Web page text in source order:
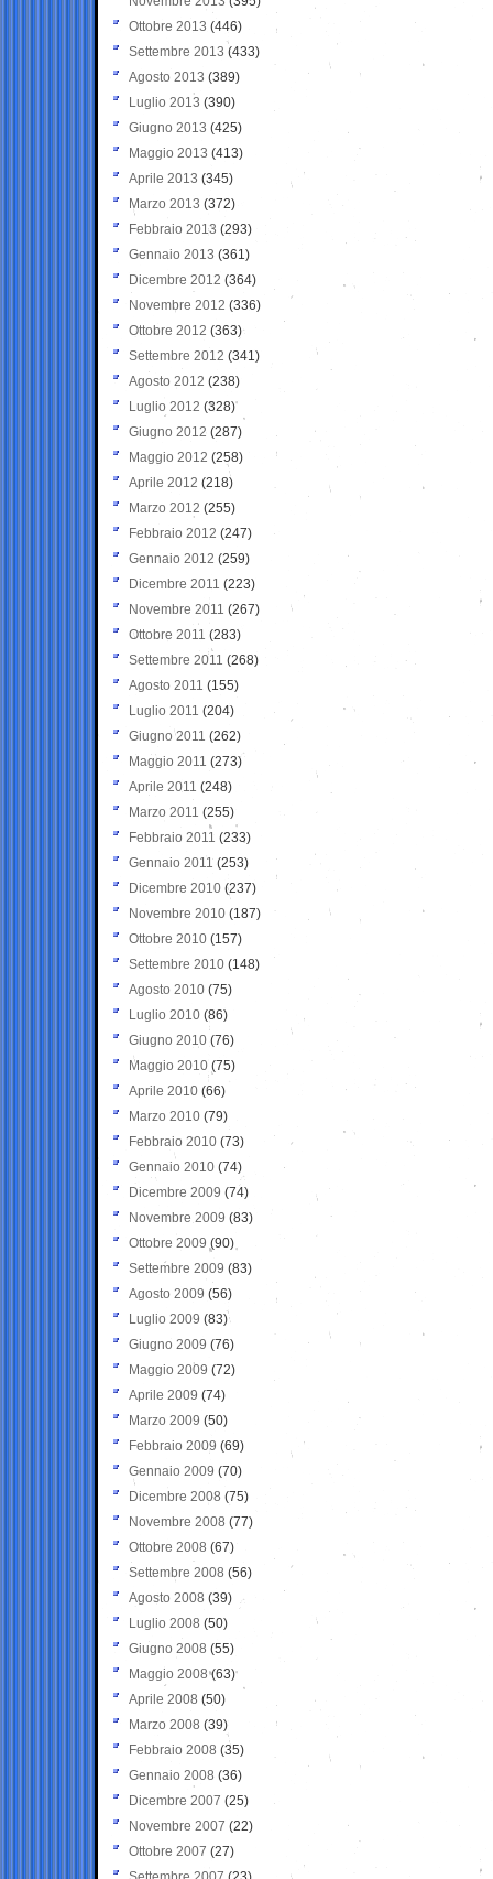
Ottobre 2013 (446)
Settembre 2013 (433)
Agosto 2013 (389)
Luglio 2013 (390)
Giugno 2013 (425)
Maggio 2013 (413)
Aprile 2013 (345)
Marzo 2013 (372)
Febbraio 2013 (293)
Gennaio 2013 (361)
Dicembre 2012 (364)
Novembre 2012 (336)
Ottobre 2012 (363)
Settembre 2012 (341)
Agosto 2012 (238)
Luglio 2012 (328)
Giugno 2012 (287)
Maggio 2012 (258)
Aprile 2012 (218)
Marzo 2012 (255)
Febbraio 2012 (247)
Gennaio 2012 (259)
Dicembre 2011 (223)
Novembre 2011 (267)
Ottobre 2011 (283)
Settembre 2011 (268)
Agosto 2011 (155)
Luglio 2011 (204)
Giugno 2011 (262)
Maggio 2011 (273)
Aprile 2011 (248)
Marzo 2011 (255)
Febbraio 2011 (233)
Gennaio 2011 (253)
Dicembre 2010 (237)
Novembre 2010 (187)
Ottobre 2010 (157)
Settembre 2010 (148)
Agosto 2010 (75)
Luglio 2010 (86)
Giugno 2010 (76)
Maggio 2010 (75)
Aprile 2010 (66)
Marzo 2010 (79)
Febbraio 2010 (73)
Gennaio 2010 (74)
Dicembre 2009 (74)
Novembre 2009 (83)
Ottobre 2009 (90)
Settembre 2009 (83)
Agosto 2009 (56)
Luglio 2009 (83)
Giugno 2009 (76)
Maggio 2009 (72)
Aprile 2009 (74)
Marzo 2009 (50)
Febbraio 2009 (69)
Gennaio 2009 (70)
Dicembre 2008 (75)
Novembre 2008 (77)
Ottobre 2008 (67)
Settembre 2008 (56)
Agosto 2008 (39)
Luglio 2008 (50)
Giugno 2008 (55)
Maggio 2008(63)
Aprile 2008 (50)
Marzo 2008 (39)
Febbraio 2008 (35)
Gennaio 2008 (36)
Dicembre 2007 (25)
Novembre 2007 (22)
Ottobre 2007 (27)